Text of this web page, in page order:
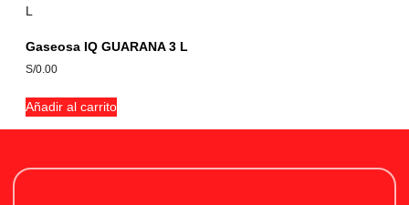
Gaseosa IQ GUARANA 3 L
S/0.00
Añadir al carrito